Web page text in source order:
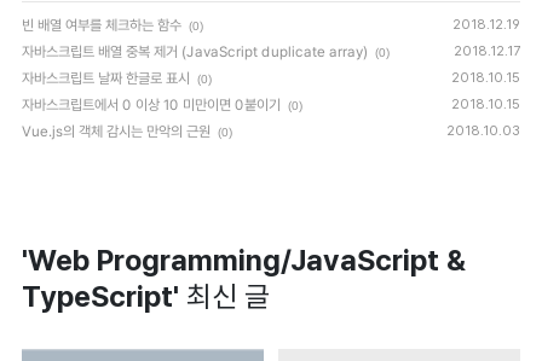
빈 배열 여부를 체크하는 함수 (0) 2018.12.19
자바스크립트 배열 중복 제거 (JavaScript duplicate array) (0) 2018.12.17
자바스크립트 날짜 한글로 표시 (0) 2018.10.15
자바스크립트에서 0 이상 10 미만이면 0붙이기 (0) 2018.10.15
Vue.js의 객체 감시는 만악의 근원 (0) 2018.10.03
'Web Programming/JavaScript &
TypeScript' 최신 글